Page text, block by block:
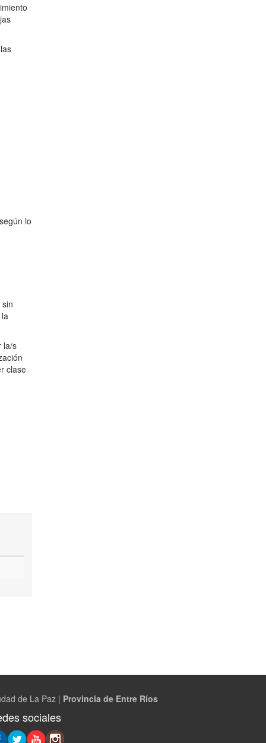
lo
la/s
clase
de La Paz | Provincia de Entre Ríos
sociales